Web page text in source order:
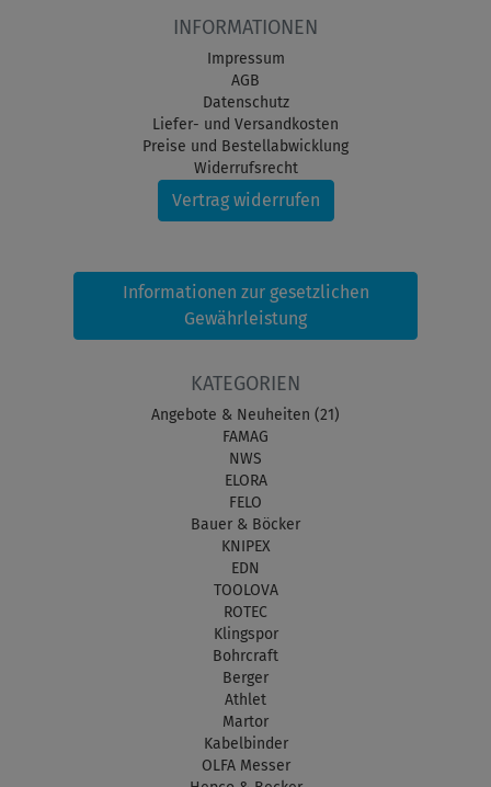
INFORMATIONEN
Impressum
AGB
Datenschutz
Liefer- und Versandkosten
Preise und Bestellabwicklung
Widerrufsrecht
Vertrag widerrufen
Informationen zur gesetzlichen
Gewährleistung
KATEGORIEN
Angebote & Neuheiten (21)
FAMAG
NWS
ELORA
FELO
Bauer & Böcker
KNIPEX
EDN
TOOLOVA
ROTEC
Klingspor
Bohrcraft
Berger
Athlet
Martor
Kabelbinder
OLFA Messer